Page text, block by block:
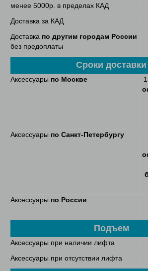
менее 5000р. в пределах КАД
Доставка за КАД
Доставка по другим городам России
без предоплаты
Сроки доставки
Аксессуары по Москве
Аксессуары по Санкт-Петербургу
Аксессуары по России
Подъем
Аксессуары при наличии лифта
Аксессуары при отсутствии лифта